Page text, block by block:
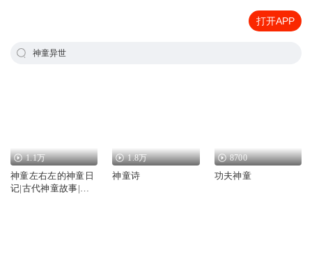
打开APP
神童异世
1.1万
神童左右左的神童日
记|古代神童故事|诚
1.8万
神童诗
8700
功夫神童